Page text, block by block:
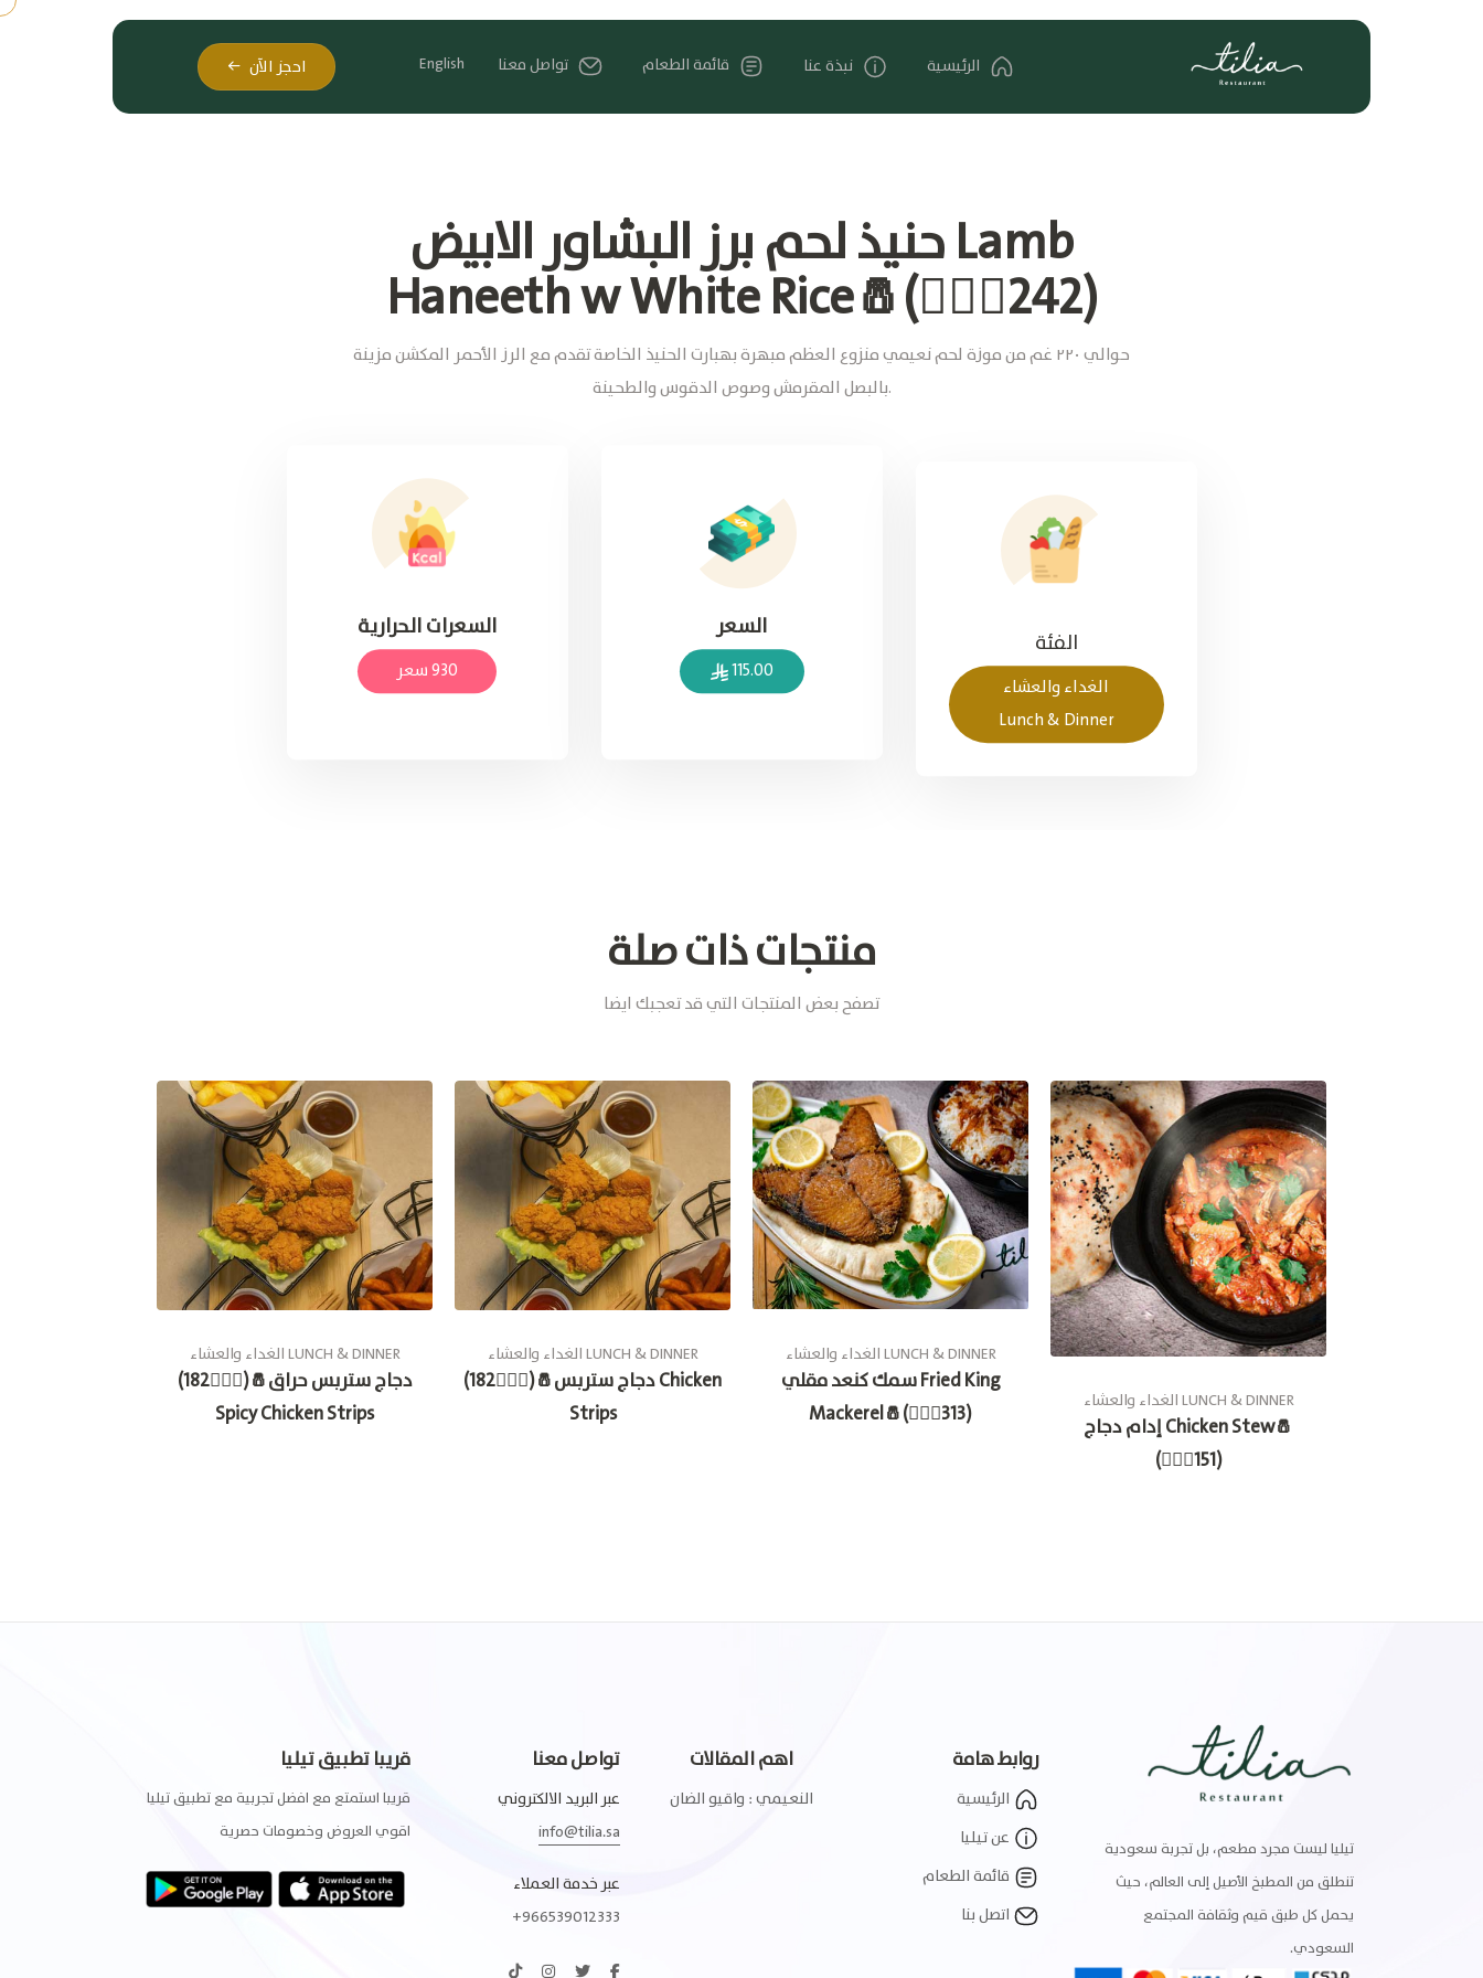
الرئيسية نبذة عنا قائمة الطعام تواصل معنا English احجز الآن
حنيذ لحم برز البشاور الابيض Lamb
Haneeth w White Rice🧂(🚶🏽‍♂242)
حوالي ٢٢٠ غم من موزة لحم نعيمي منزوع العظم مبهرة بهبارت الحنيذ الخاصة تقدم مع الرز الأحمر المكشن مزينة
بالبصل المقرمش وصوص الدقوس والطحينة.
السعرات الحرارية
930 سعر
السعر
115.00
الفئة
الغداء والعشاء
Lunch & Dinner
منتجات ذات صلة
تصفح بعض المنتجات التي قد تعجبك ايضا
الغداء والعشاء LUNCH & DINNER
دجاج ستربس حراق🧂(🚶🏽‍♂182)
Spicy Chicken Strips
الغداء والعشاء LUNCH & DINNER
دجاج ستربس🧂(🚶🏽‍♂182) Chicken
Strips
الغداء والعشاء LUNCH & DINNER
سمك كنعد مقلي Fried King
Mackerel🧂(🚶🏽‍♂️313)
الغداء والعشاء LUNCH & DINNER
إدام دجاج Chicken Stew🧂
(🚶🏽‍♂151)
تيليا ليست مجرد مطعم، بل تجربة سعودية
تنطلق من المطبخ الأصيل إلى العالم، حيث
يحمل كل طبق قيم وثقافة المجتمع
السعودي.
روابط هامة
الرئيسية
عن تيليا
قائمة الطعام
اتصل بنا
اهم المقالات
النعيمي : واقيو الضان
تواصل معنا
عبر البريد الالكتروني
info@tilia.sa
عبر خدمة العملاء
+966539012333
قريبا تطبيق تيليا
قريبا استمتع مع افضل تجربية مع تطبيق تيليا
اقوي العروض وخصومات حصرية